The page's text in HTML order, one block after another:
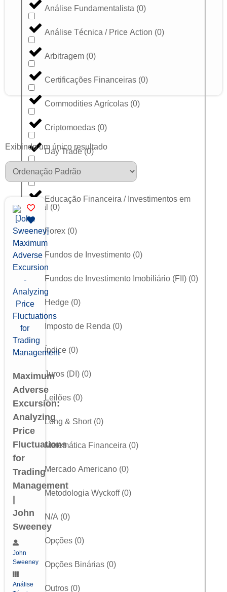
Análise Fundamentalista (0)
Análise Técnica / Price Action (0)
Arbitragem (0)
Certificações Financeiras (0)
Commodities Agrícolas (0)
Criptomoedas (0)
Day Trade(0)
Dólar(0)
Educação Financeira / Investimentos em
Geral (0)
Forex (0)
Fundos de Investimento (0)
Fundos de Investimento Imobiliário (FII) (0)
Hedge (0)
Imposto de Renda (0)
Índice (0)
Juros (DI) (0)
Leilões (0)
Long & Short (0)
Matemática Financeira (0)
Mercado Americano (0)
Metodologia Wyckoff (0)
N/A (0)
Opções (0)
Opções Binárias (0)
Outros (0)
Exibindo um único resultado
Maximum
Adverse
Excursion:
Analyzing
Price
Fluctuations
for
Trading
Management
|
John
Sweeney
John
Sweeney
Análise